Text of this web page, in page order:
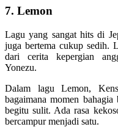
7. Lemon
Lagu yang sangat hits di
juga bertema cukup sedih.
dari cerita kepergian
Yonezu.
Dalam lagu Lemon,
bagaimana momen
begitu sulit. Ada rasa
bercampur menjadi satu.